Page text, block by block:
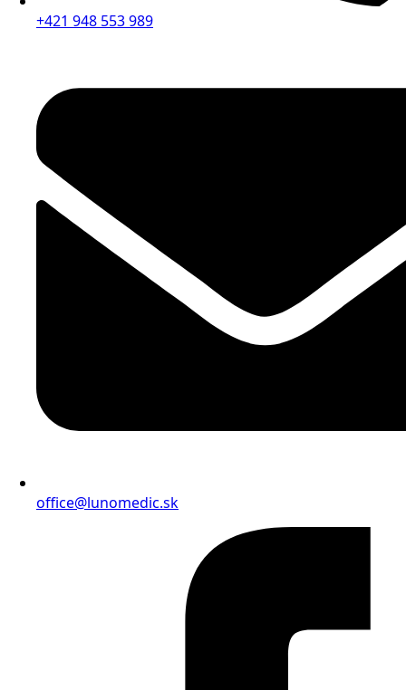
+421 948 553 989
office@lunomedic.sk